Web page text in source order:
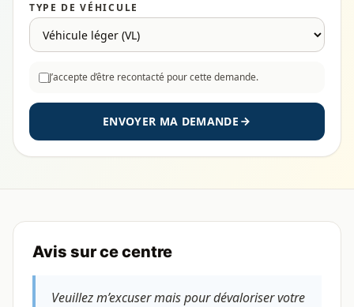
TYPE DE VÉHICULE
J’accepte d’être recontacté pour cette demande.
ENVOYER MA DEMANDE
Avis sur ce centre
Veuillez m’excuser mais pour dévaloriser votre